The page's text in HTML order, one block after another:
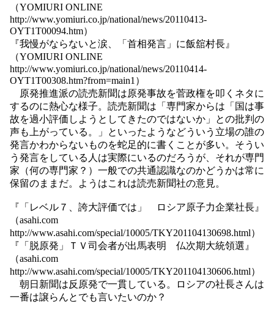
（YOMIURI ONLINE
http://www.yomiuri.co.jp/national/news/20110413-
OYT1T00094.htm）
『我慢がならないと涙、「首相発言」に飯舘村長』
（YOMIURI ONLINE
http://www.yomiuri.co.jp/national/news/20110414-
OYT1T00308.htm?from=main1）
原発推進派の読売新聞は原発事故を菅政権を叩くネタに
するのに熱心な様子。読売新聞は「専門家からは「国は事
故を過小評価しようとしてきたのではないか」との批判の
声も上がっている。」といったようなどういう立場の誰の
発言かわからないものを蛇足的に書くことが多い。そうい
う発言をしている人は実際にいるのだろうが、それが専門
家（何の専門家？）一般での共通認識なのかどうかは常に
保留のままだ。ようはこれは読売新聞社の意見。
『「レベル７、誇大評価では」 ロシア原子力企業社長』
（asahi.com
http://www.asahi.com/special/10005/TKY201104130698.html）
『「脱原発」ＴＶ司会者が出馬表明 仏次期大統領選』
（asahi.com
http://www.asahi.com/special/10005/TKY201104130606.html）
朝日新聞は反原発で一貫している。ロシアの社長さんは
一番は譲らんとでも言いたいのか？